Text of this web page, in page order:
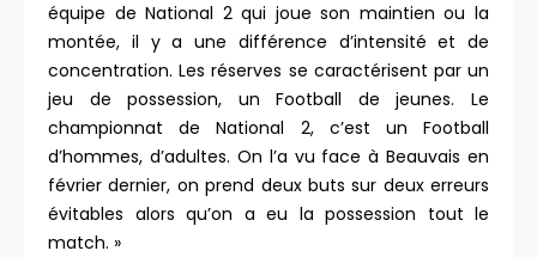
équipe de National 2 qui joue son maintien ou la
montée, il y a une différence d’intensité et de
concentration. Les réserves se caractérisent par un
jeu de possession, un Football de jeunes. Le
championnat de National 2, c’est un Football
d’hommes, d’adultes. On l’a vu face à Beauvais en
février dernier, on prend deux buts sur deux erreurs
évitables alors qu’on a eu la possession tout le
match. »